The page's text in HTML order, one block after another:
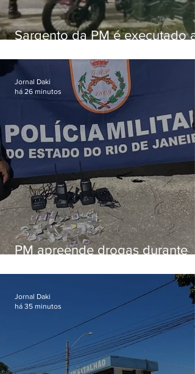
Sargento da PM é executado a
em Vaz Lobo
PM apreende drogas durante
Jornal Daki
há 26 minutos
Jornal Daki
há 35 minutos